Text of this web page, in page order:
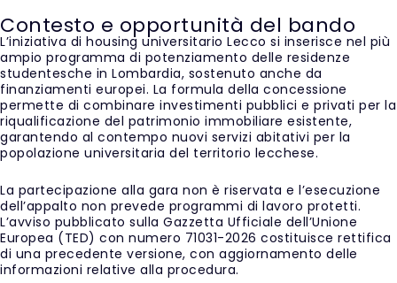
Contesto e opportunità del bando
L’iniziativa di housing universitario Lecco si inserisce nel più
ampio programma di potenziamento delle residenze
studentesche in Lombardia, sostenuto anche da
finanziamenti europei. La formula della concessione
permette di combinare investimenti pubblici e privati per la
riqualificazione del patrimonio immobiliare esistente,
garantendo al contempo nuovi servizi abitativi per la
popolazione universitaria del territorio lecchese.
La partecipazione alla gara non è riservata e l’esecuzione
dell’appalto non prevede programmi di lavoro protetti.
L’avviso pubblicato sulla Gazzetta Ufficiale dell’Unione
Europea (TED) con numero 71031-2026 costituisce rettifica
di una precedente versione, con aggiornamento delle
informazioni relative alla procedura.